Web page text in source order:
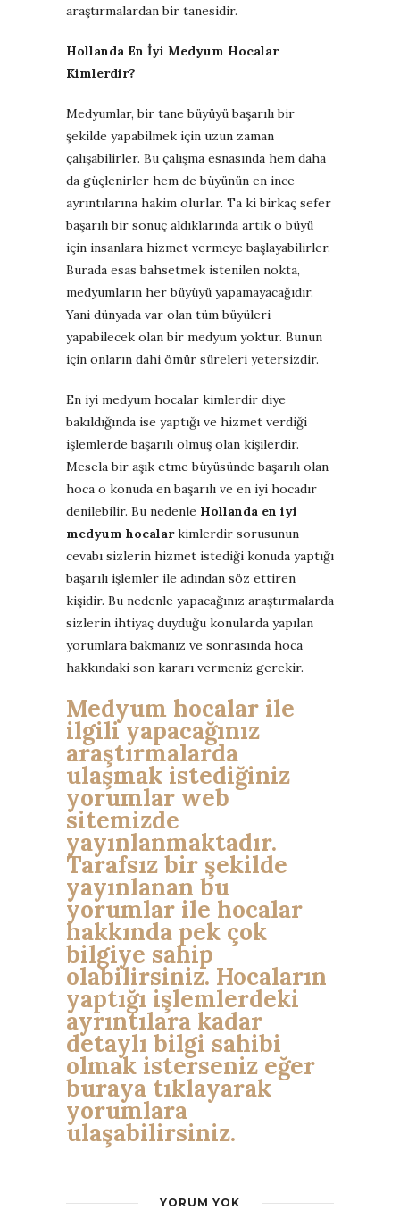
araştırmalardan bir tanesidir.
Hollanda En İyi Medyum Hocalar
Kimlerdir?
Medyumlar, bir tane büyüyü başarılı bir
şekilde yapabilmek için uzun zaman
çalışabilirler. Bu çalışma esnasında hem daha
da güçlenirler hem de büyünün en ince
ayrıntılarına hakim olurlar. Ta ki birkaç sefer
başarılı bir sonuç aldıklarında artık o büyü
için insanlara hizmet vermeye başlayabilirler.
Burada esas bahsetmek istenilen nokta,
medyumların her büyüyü yapamayacağıdır.
Yani dünyada var olan tüm büyüleri
yapabilecek olan bir medyum yoktur. Bunun
için onların dahi ömür süreleri yetersizdir.
En iyi medyum hocalar kimlerdir diye
bakıldığında ise yaptığı ve hizmet verdiği
işlemlerde başarılı olmuş olan kişilerdir.
Mesela bir aşık etme büyüsünde başarılı olan
hoca o konuda en başarılı ve en iyi hocadır
denilebilir. Bu nedenle Hollanda en iyi
medyum hocalarkimlerdir sorusunun
cevabı sizlerin hizmet istediği konuda yaptığı
başarılı işlemler ile adından söz ettiren
kişidir. Bu nedenle yapacağınız araştırmalarda
sizlerin ihtiyaç duyduğu konularda yapılan
yorumlara bakmanız ve sonrasında hoca
hakkındaki son kararı vermeniz gerekir.
Medyum hocalar ile
ilgili yapacağınız
araştırmalarda
ulaşmak istediğiniz
yorumlar web
sitemizde
yayınlanmaktadır.
Tarafsız bir şekilde
yayınlanan bu
yorumlar ile hocalar
hakkında pek çok
bilgiye sahip
olabilirsiniz. Hocaların
yaptığı işlemlerdeki
ayrıntılara kadar
detaylı bilgi sahibi
olmak isterseniz eğer
buraya tıklayarak
yorumlara
ulaşabilirsiniz.
YORUM YOK